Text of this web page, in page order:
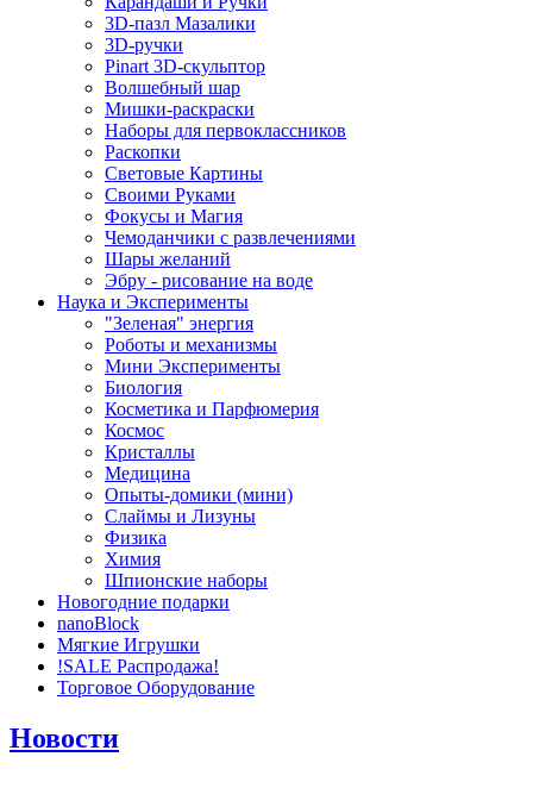
3D-пазл Мазалики
3D-ручки
Pinart 3D-скульптор
Волшебный шар
Мишки-раскраски
Наборы для первоклассников
Раскопки
Световые Картины
Своими Руками
Фокусы и Магия
Чемоданчики с развлечениями
Шары желаний
Эбру - рисование на воде
Наука и Эксперименты
"Зеленая" энергия
Роботы и механизмы
Мини Эксперименты
Биология
Косметика и Парфюмерия
Космос
Кристаллы
Медицина
Опыты-домики (мини)
Слаймы и Лизуны
Физика
Химия
Шпионские наборы
Новогодние подарки
nanoBlock
Мягкие Игрушки
!SALE Распродажа!
Торговое Оборудование
Новости